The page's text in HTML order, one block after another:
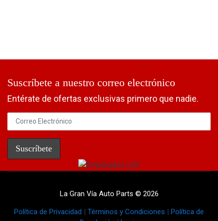
Suscríbete a nuestro correo electrónico
Entérate de ofertas exclusivas primero que nadie.
La Gran Vía Auto Parts © 2026
Política de Privacidad Términos y Condiciones
Política de